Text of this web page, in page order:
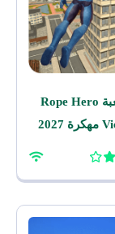
تحميل لعبة Rope Hero
Vice Town مهكرة 2027